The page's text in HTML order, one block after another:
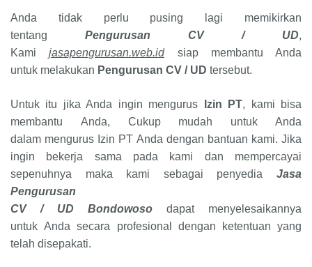
Anda tidak perlu pusing lagi memikirkan
tentang Pengurusan CV / UD,
Kamijasapengurusan.web.id siap membantu Anda
untuk melakukan Pengurusan CV / UD tersebut.
Untuk itu jika Anda ingin mengurus Izin PT, kami bisa
membantu Anda, Cukup mudah untuk Anda
dalam mengurus Izin PT Anda dengan bantuan kami. Jika
ingin bekerja sama pada kami dan mempercayai
sepenuhnya maka kami sebagai penyedia Jasa
Pengurusan
CV / UD Bondowoso
dapat menyelesaikannya
untuk Anda secara profesional dengan ketentuan yang
telah disepakati.